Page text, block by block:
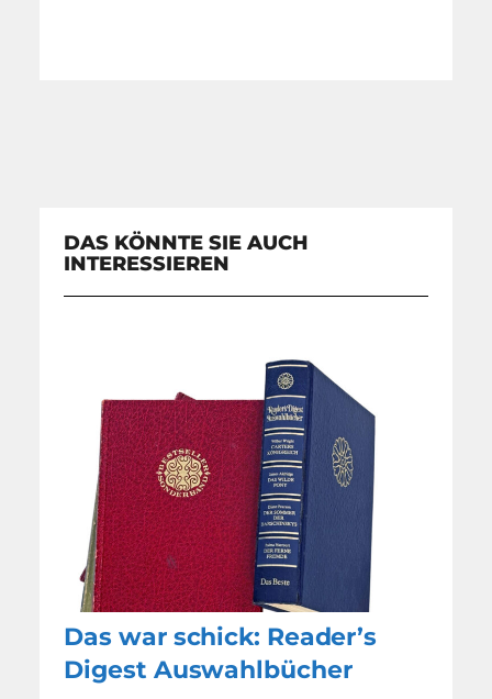
DAS KÖNNTE SIE AUCH
INTERESSIEREN
Das war schick: Reader’s
Digest Auswahlbücher